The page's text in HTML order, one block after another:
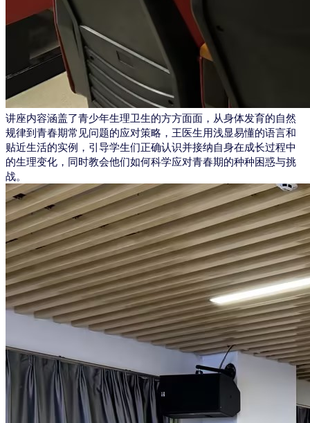
讲座内容涵盖了青少年生理卫生的方方面面，从身体发育的自然
规律到青春期常见问题的应对策略，王医生用浅显易懂的语言和
贴近生活的实例，引导学生们正确认识并接纳自身在成长过程中
的生理变化，同时教会他们如何科学应对青春期的种种困惑与挑
战。